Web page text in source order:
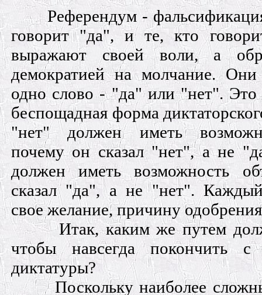
Референдум -
говорит "да", и те, кто
выражают своей воли, а
демократией на молчание.
одно слово - "да" или "нет". Это
беспощадная форма
"нет" должен иметь
почему он сказал "нет", а не
должен иметь возможность
сказал "да", а не "нет".
свое желание, причину
Итак, каким же путем
чтобы навсегда покончить
диктатуры?
Поскольку наиболее